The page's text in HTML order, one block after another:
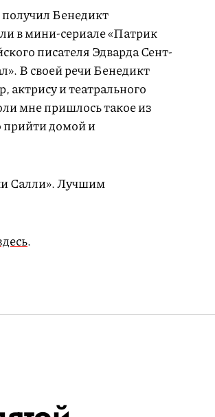
получил Бенедикт
в мини-сериале «Патрик
писателя Эдварда Сент-
В своей речи Бенедикт
и театрального
мне пришлось такое из
прийти домой и
Салли». Лучшим
.